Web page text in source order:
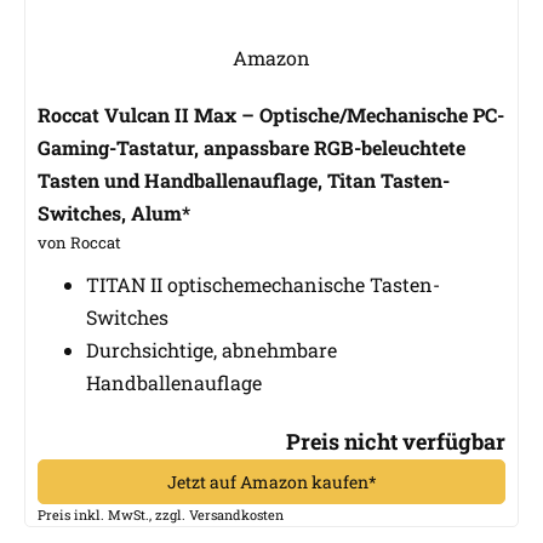
Amazon
Roccat Vulcan II Max – Optische/Mechanische PC-
Gaming-Tastatur, anpassbare RGB-beleuchtete
Tasten und Handballenauflage, Titan Tasten-
Switches, Alum*
von Roccat
TITAN II optischemechanische Tasten-
Switches
Durchsichtige, abnehmbare
Handballenauflage
Preis nicht verfügbar
Jetzt auf Amazon kaufen*
Preis inkl. MwSt., zzgl. Versandkosten